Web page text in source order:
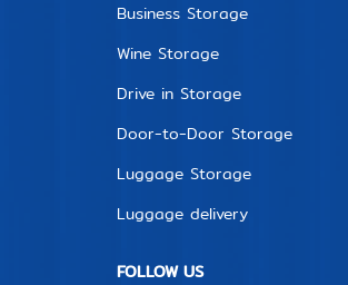
Business Storage
Wine Storage
Drive in Storage
Door-to-Door Storage
Luggage Storage
Luggage delivery
FOLLOW US